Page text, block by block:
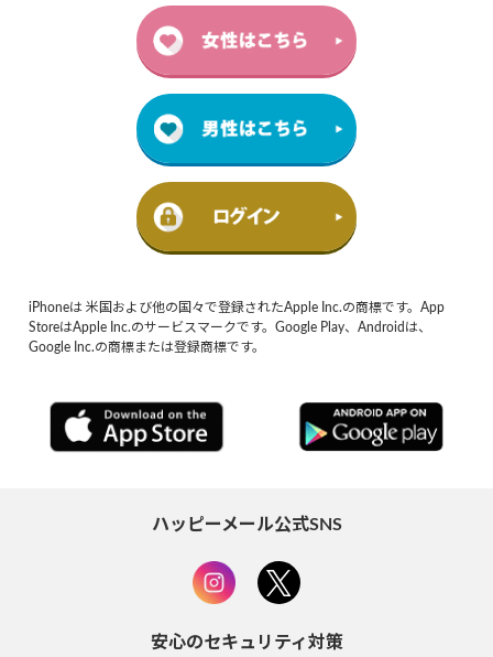
iPhoneは 米国および他の国々で登録されたApple Inc.の商標です。App
StoreはApple Inc.のサービスマークです。Google Play、Androidは、
Google Inc.の商標または登録商標です。
ハッピーメール公式SNS
安心のセキュリティ対策